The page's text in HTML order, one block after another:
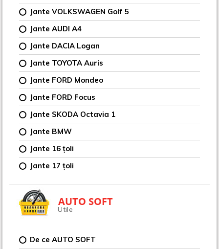
Jante VOLKSWAGEN Golf 5
Jante AUDI A4
Jante DACIA Logan
Jante TOYOTA Auris
Jante FORD Mondeo
Jante FORD Focus
Jante SKODA Octavia 1
Jante BMW
Jante 16 țoli
Jante 17 țoli
AUTO SOFT
Utile
De ce AUTO SOFT